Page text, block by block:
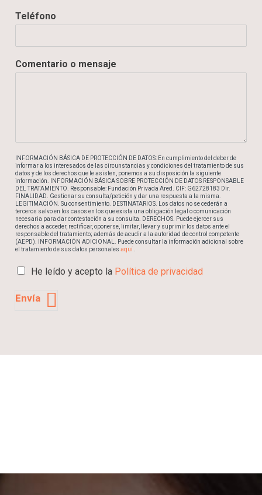
o
l
Teléfono
Comentario o mensaje
INFORMACIÓN BÁSICA DE PROTECCIÓN DE DATOS: En cumplimiento del deber de
informar a los interesados ​​de las circunstancias y condiciones del tratamiento de sus
datos y de los derechos que le asisten, ponemos a su disposición la siguiente
información. INFORMACIÓN BÁSICA SOBRE PROTECCIÓN DE DATOS RESPONSABLE
DEL TRATAMIENTO. Responsable: Fundación Privada Ared. CIF: G62728183 Dir.
FINALIDAD. Gestionar su consulta/petición y dar una respuesta a la misma.
LEGITIMACIÓN. Su consentimiento. DESTINATARIOS. Los datos no se cederán a
terceros salvo en los casos en los que exista una obligación legal o comunicación
necesaria para dar contestación a su consulta. DERECHOS. Puede ejercer sus
derechos a acceder, rectificar, oponerse, limitar, llevar y suprimir los datos ante el
responsable del tratamiento; además de acudir a la autoridad de control competente
(AEPD). INFORMACIÓN ADICIONAL. Puede consultar la información adicional sobre
el tratamiento de sus datos personales aquí
C
s
i
He leído y acepto la Política de privacidad
Envía